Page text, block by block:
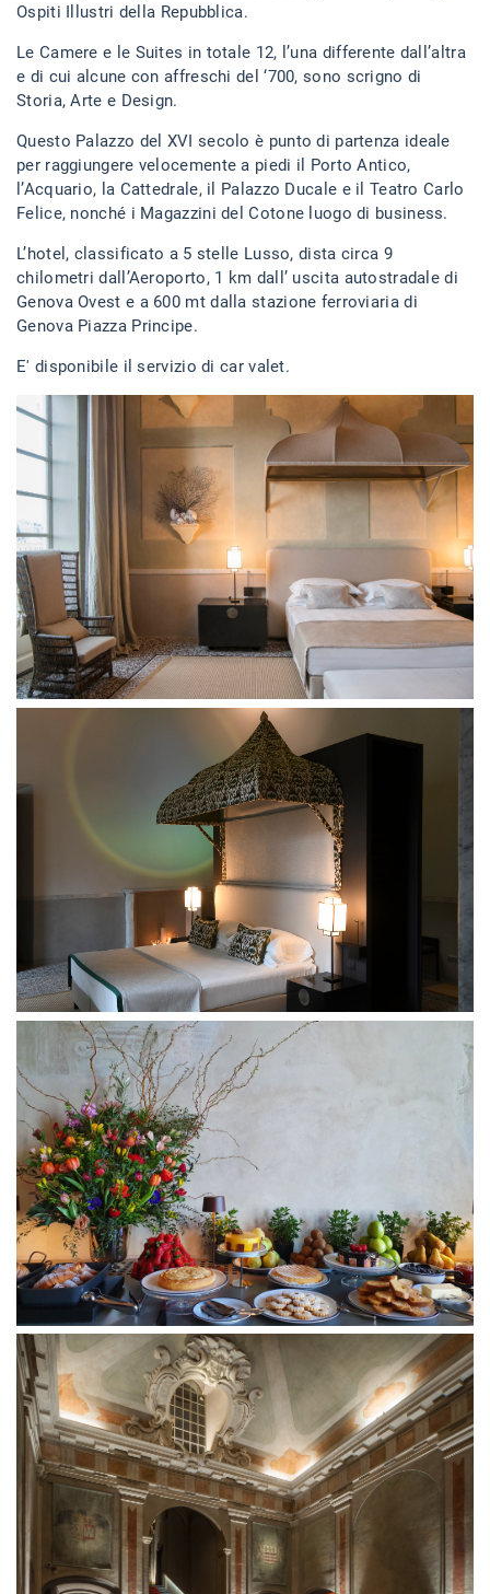
Ospiti Illustri della Repubblica.
Le Camere e le Suites in totale 12, l’una differente dall’altra
e di cui alcune con affreschi del ‘700, sono scrigno di
Storia, Arte e Design.
Questo Palazzo del XVI secolo è punto di partenza ideale
per raggiungere velocemente a piedi il Porto Antico,
l’Acquario, la Cattedrale, il Palazzo Ducale e il Teatro Carlo
Felice, nonché i Magazzini del Cotone luogo di business.
L’hotel, classificato a 5 stelle Lusso, dista circa 9
chilometri dall’Aeroporto, 1 km dall’ uscita autostradale di
Genova Ovest e a 600 mt dalla stazione ferroviaria di
Genova Piazza Principe.
E' disponibile il servizio di car valet.